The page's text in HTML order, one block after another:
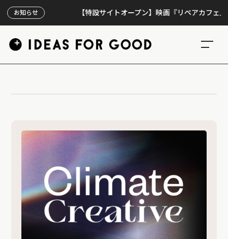
お知らせ 【特設サイトオープン】映画『リペアカフェ』、上